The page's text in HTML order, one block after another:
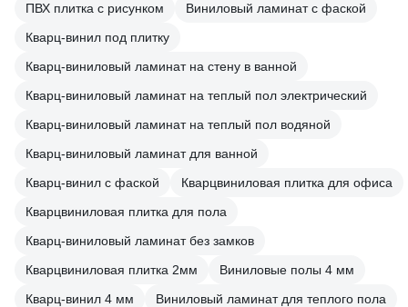
ПВХ плитка с рисунком
Виниловый ламинат с фаской
Кварц-винил под плитку
Кварц-виниловый ламинат на стену в ванной
Кварц-виниловый ламинат на теплый пол электрический
Кварц-виниловый ламинат на теплый пол водяной
Кварц-виниловый ламинат для ванной
Кварц-винил с фаской
Кварцвиниловая плитка для офиса
Кварцвиниловая плитка для пола
Кварц-виниловый ламинат без замков
Кварцвиниловая плитка 2мм
Виниловые полы 4 мм
Кварц-винил 4 мм
Виниловый ламинат для теплого пола